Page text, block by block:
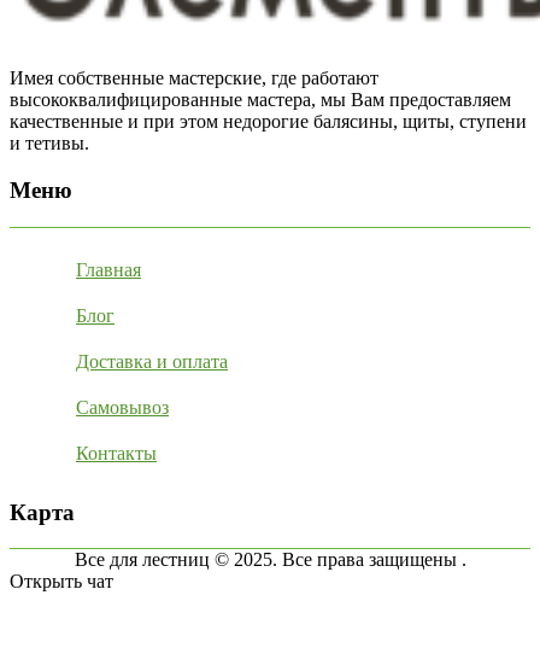
Имея собственные мастерские, где работают
высококвалифицированные мастера, мы Вам предоставляем
качественные и при этом недорогие балясины, щиты, ступени
и тетивы.
Меню
Главная
Блог
Доставка и оплата
Самовывоз
Контакты
Карта
Все для лестниц © 2025. Все права защищены .
Открыть чат